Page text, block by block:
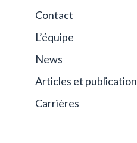
Contact
L’équipe
News
Articles et
Carrières